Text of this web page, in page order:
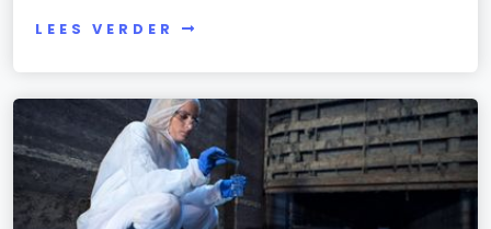
LEES VERDER